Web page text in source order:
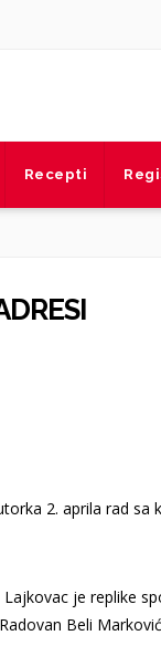
Recepti
2. aprila rad
je replike
Beli